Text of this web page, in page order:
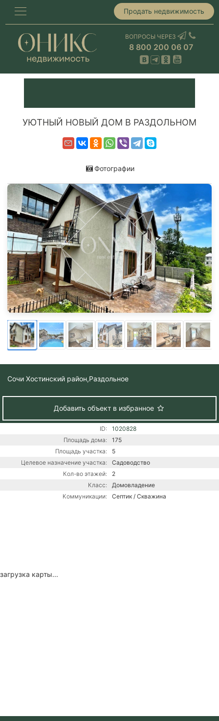
Продать недвижимость
ВОПРОСЫ ЧЕРЕЗ
8 800 200 06 07
УЮТНЫЙ НОВЫЙ ДОМ В РАЗДОЛЬНОМ
Фотографии
Сочи Хостинский район,Раздольное
Добавить объект в избранное
ID:
1020828
Площадь дома:
175
Площадь участка:
5
Целевое назначение участка:
Садоводство
Кол-во этажей:
2
Класс:
Домовладение
Коммуникации:
Септик / Скважина
загрузка карты...